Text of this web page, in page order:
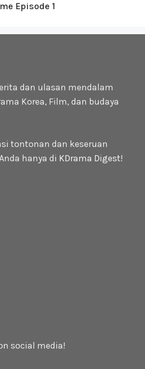
Episode 1
dan ulasan mendalam
Korea, Film, dan budaya
tontonan dan keseruan
hanya di KDrama Digest!
social media!